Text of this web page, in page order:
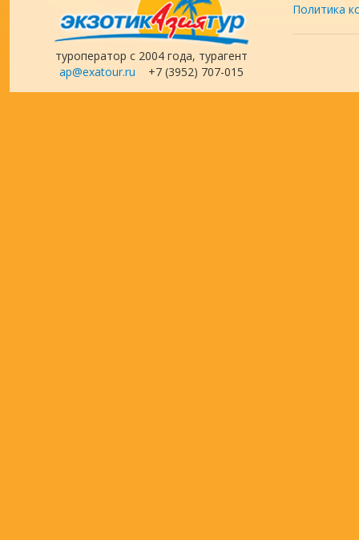
туроператор с 2004 года, турагент
ap@exatour.ru +7 (3952) 707-015
Политика